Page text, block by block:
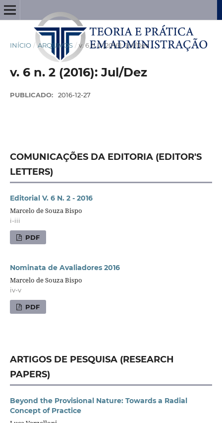
INÍCIO / ARQUIVOS / v. 6 n. 2 (2016): Jul/Dez
v. 6 n. 2 (2016): Jul/Dez
PUBLICADO: 2016-12-27
COMUNICAÇÕES DA EDITORIA (EDITOR'S
LETTERS)
Editorial V. 6 N. 2 - 2016
Marcelo de Souza Bispo
i-iii
PDF
Nominata de Avaliadores 2016
Marcelo de Souza Bispo
iv-v
PDF
ARTIGOS DE PESQUISA (RESEARCH
PAPERS)
Beyond the Provisional Nature: Towards a Radial
Concept of Practice